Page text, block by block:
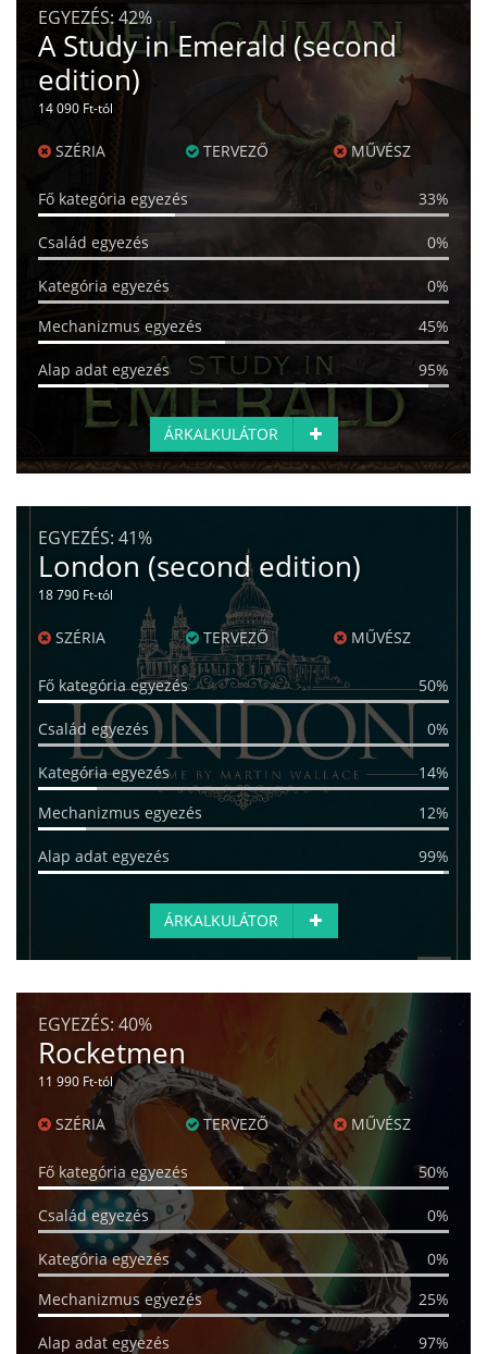
EGYEZÉS:42%
A Study in Emerald (second
edition)
14 090 Ft-tól
SZÉRIA TERVEZŐ MŰVÉSZ
Fő kategória egyezés 33%
Család egyezés 0%
Kategória egyezés
0%
Mechanizmus egyezés
45%
Alap adat egyezés 95%
ÁRKALKULÁTOR
EGYEZÉS: 41%
London (second edition)
18 790 Ft-tól
SZÉRIA TERVEZŐ MŰVÉSZ
Fő kategória egyezés 50%
Család egyezés 0%
Kategória egyezés
14%
Mechanizmus egyezés
12%
Alap adat egyezés 99%
ÁRKALKULÁTOR
EGYEZÉS: 40%
Rocketmen
11 990 Ft-tól
SZÉRIA TERVEZŐ MŰVÉSZ
Fő kategória egyezés 50%
Család egyezés 0%
Kategória egyezés
0%
Mechanizmus egyezés
25%
Alap adat egyezés 97%